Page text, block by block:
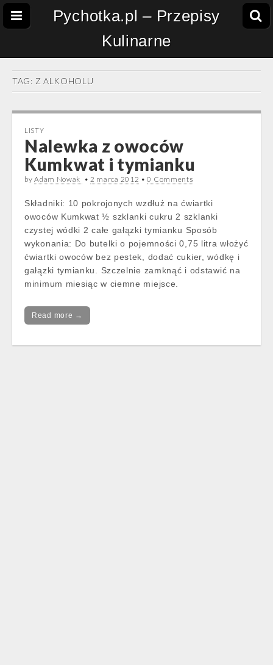
Pychotka.pl – Przepisy
Kulinarne
TAG: Z ALKOHOLU
LISTY
Nalewka z owoców
Kumkwat i tymianku
byAdam Nowak • 2 marca 2012 •0 Comments
Składniki: 10 pokrojonych wzdłuż na ćwiartki
owoców Kumkwat ½ szklanki cukru 2 szklanki
czystej wódki 2 całe gałązki tymianku Sposób
wykonania: Do butelki o pojemności 0,75 litra włożyć
ćwiartki owoców bez pestek, dodać cukier, wódkę i
gałązki tymianku. Szczelnie zamknąć i odstawić na
minimum miesiąc w ciemne miejsce.
Read more →